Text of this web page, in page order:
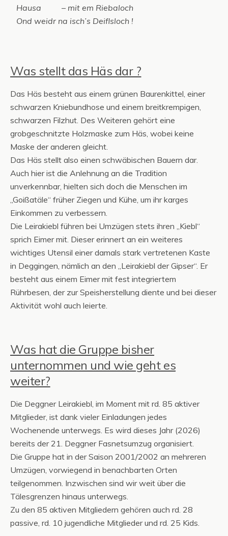
Hausa – mit em Riebaloch
Ond weidr na isch’s Deiflsloch !
Was stellt das Häs dar ?
Das Häs besteht aus einem grünen Baurenkittel, einer
schwarzen Kniebundhose und einem breitkrempigen,
schwarzen Filzhut. Des Weiteren gehört eine
grobgeschnitzte Holzmaske zum Häs, wobei keine
Maske der anderen gleicht.
Das Häs stellt also einen schwäbischen Bauern dar.
Auch hier ist die Anlehnung an die Tradition
unverkennbar, hielten sich doch die Menschen im
„Goißatäle“ früher Ziegen und Kühe, um ihr karges
Einkommen zu verbessern.
Die Leirakiebl führen bei Umzügen stets ihren „Kiebl“
sprich Eimer mit. Dieser erinnert an ein weiteres
wichtiges Utensil einer damals stark vertretenen Kaste
in Deggingen, nämlich an den „Leirakiebl der Gipser“. Er
besteht aus einem Eimer mit fest integriertem
Rührbesen, der zur Speisherstellung diente und bei dieser
Aktivität wohl auch leierte.
Was hat die Gruppe bisher
unternommen und wie geht es
weiter?
Die Deggner Leirakiebl, im Moment mit rd. 85 aktiver
Mitglieder, ist dank vieler Einladungen jedes
Wochenende unterwegs. Es wird dieses Jahr (2026)
bereits der 21. Deggner Fasnetsumzug organisiert.
Die Gruppe hat in der Saison 2001/2002 an mehreren
Umzügen, vorwiegend in benachbarten Orten
teilgenommen. Inzwischen sind wir weit über die
Tälesgrenzen hinaus unterwegs.
Zu den 85 aktiven Mitgliedern gehören auch rd. 28
passive, rd. 10 jugendliche Mitglieder und rd. 25 Kids.